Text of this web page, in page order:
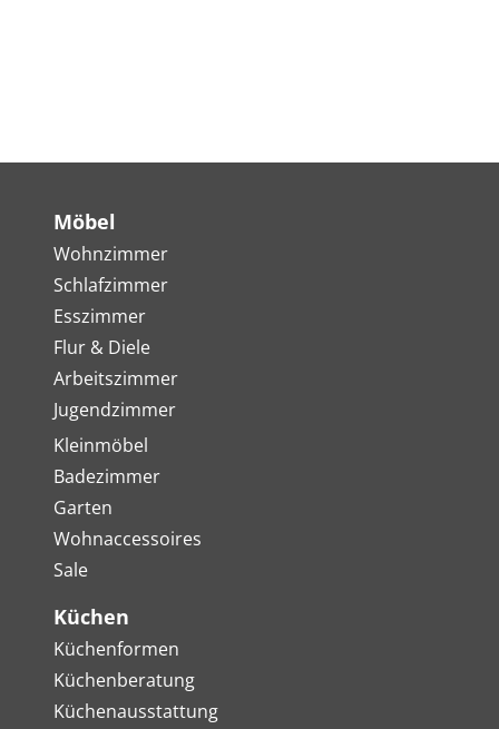
Möbel
Wohnzimmer
Schlafzimmer
Esszimmer
Flur & Diele
Arbeitszimmer
Jugendzimmer
Kleinmöbel
Badezimmer
Garten
Wohnaccessoires
Sale
Küchen
Küchenformen
Küchenberatung
Küchenausstattung